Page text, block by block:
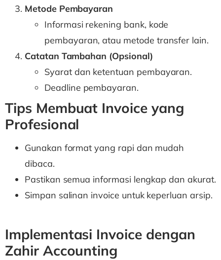
Metode Pembayaran
Informasi rekening bank, kode
pembayaran, atau metode transfer lain.
Catatan Tambahan (Opsional)
Syarat dan ketentuan pembayaran.
Deadline pembayaran.
Tips Membuat Invoice yang
Profesional
Gunakan format yang rapi dan mudah
dibaca.
Pastikan semua informasi lengkap dan akurat.
Simpan salinan invoice untuk keperluan arsip.
Implementasi Invoice dengan
Zahir Accounting